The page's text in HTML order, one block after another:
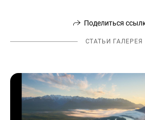
Поделиться
СТАТЬИ ГАЛЕРЕЯ